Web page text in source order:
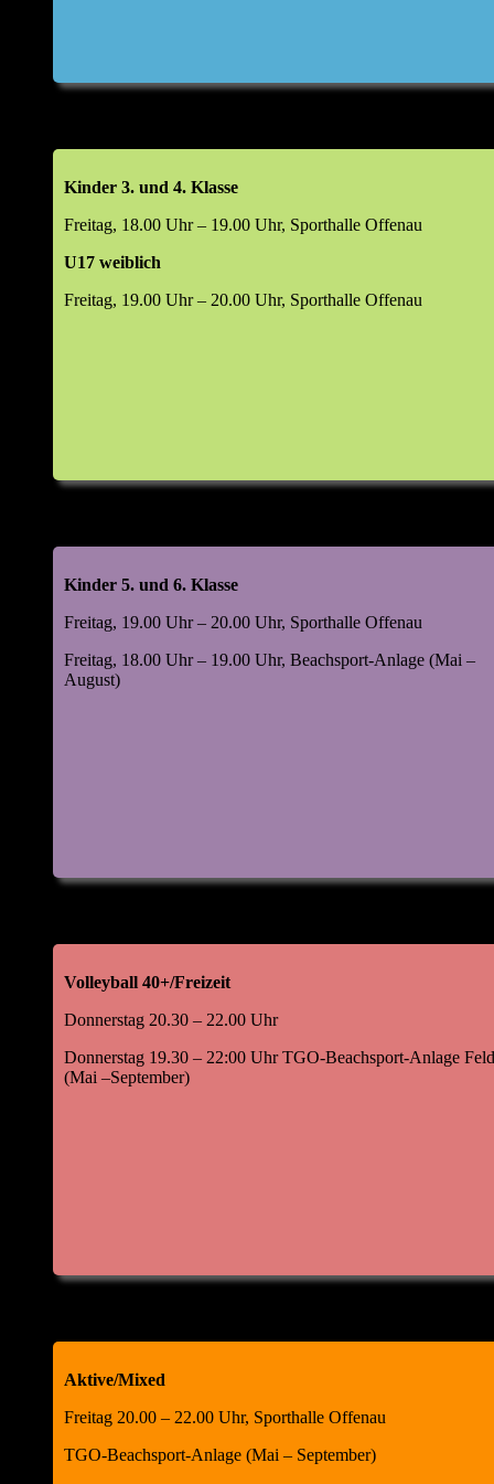
Kinder 3. und 4. Klasse
Freitag, 18.00 Uhr – 19.00 Uhr, Sporthalle Offenau
U17 weiblich
Freitag, 19.00 Uhr – 20.00 Uhr, Sporthalle Offenau
Kinder 5. und 6. Klasse
Freitag, 19.00 Uhr – 20.00 Uhr, Sporthalle Offenau
Freitag, 18.00 Uhr – 19.00 Uhr, Beachsport-Anlage (Mai –
August)
Volleyball 40+/Freizeit
Donnerstag 20.30 – 22.00 Uhr
Donnerstag 19.30 – 22:00 Uhr TGO-Beachsport-Anlage
(Mai –September)
Aktive/Mixed
Freitag 20.00 – 22.00 Uhr, Sporthalle Offenau
TGO-Beachsport-Anlage (Mai – September)